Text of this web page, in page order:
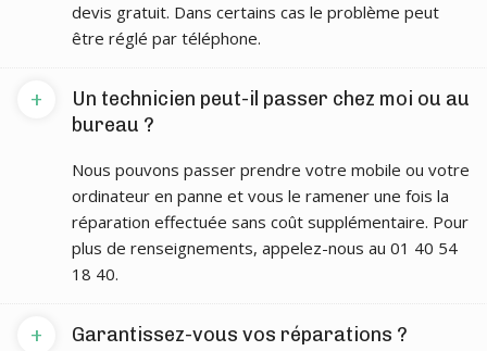
devis gratuit. Dans certains cas le problème peut
être réglé par téléphone.
Un technicien peut-il passer chez moi ou au
bureau ?
+
Nous pouvons passer prendre votre mobile ou votre
ordinateur en panne et vous le ramener une fois la
réparation effectuée sans coût supplémentaire. Pour
plus de renseignements, appelez-nous au 01 40 54
18 40.
Garantissez-vous vos réparations ?
+